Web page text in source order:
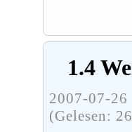
1.4
2007-07-
(Gelesen: